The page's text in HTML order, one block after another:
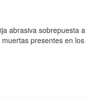
abrasiva sobrepuesta a
presentes en los